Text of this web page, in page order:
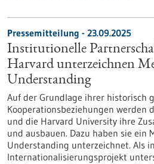
Pressemitteilung - 23.09.2025
Institutionelle
Harvard unterzeichnen
Understanding
Auf der Grundlage ihrer historisch
Kooperationsbeziehungen werden
und die Harvard University ihre
und ausbauen. Dazu haben sie ein
Understanding unterzeichnet. Als
Internationalisierungsprojekt